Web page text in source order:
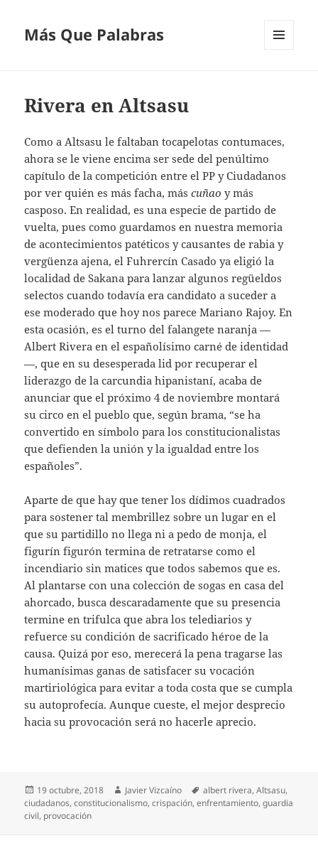
Más Que Palabras
Rivera en Altsasu
Como a Altsasu le faltaban tocapelotas contumaces,
ahora se le viene encima ser sede del penúltimo
capítulo de la competición entre el PP y Ciudadanos
por ver quién es más facha, máscuñao y más
casposo. En realidad, es una especie de partido de
vuelta, pues como guardamos en nuestra memoria
de acontecimientos patéticos y causantes de rabia y
vergüenza ajena, el Fuhrercín Casado ya eligió la
localidad de Sakana para lanzar algunos regüeldos
selectos cuando todavía era candidato a suceder a
ese moderado que hoy nos parece Mariano Rajoy. En
esta ocasión, es el turno del falangete naranja —
Albert Rivera en el españolísimo carné de identidad
—, que en su desesperada lid por recuperar el
liderazgo de la carcundia hipanistaní, acaba de
anunciar que el próximo 4 de noviembre montará
su circo en el pueblo que, según brama, “se ha
convertido en símbolo para los constitucionalistas
que defienden la unión y la igualdad entre los
españoles”.
Aparte de que hay que tener los dídimos cuadrados
para sostener tal membrillez sobre un lugar en el
que su partidillo no llega ni a pedo de monja, el
figurín figurón termina de retratarse como el
incendiario sin matices que todos sabemos que es.
Al plantarse con una colección de sogas en casa del
ahorcado, busca descaradamente que su presencia
termine en trifulca que abra los telediarios y
refuerce su condición de sacrificado héroe de la
causa. Quizá por eso, merecerá la pena tragarse las
humanísimas ganas de satisfacer su vocación
martiriológica para evitar a toda costa que se cumpla
su autoprofecía. Aunque cueste, el mejor desprecio
hacia su provocación será no hacerle aprecio.
Publicado
el
19 octubre, 2018 Autor
Javier Vizcaíno Etiquetas
albert rivera,Altsasu,
ciudadanos,constitucionalismo,crispación,enfrentamiento,guardia
civil, provocación